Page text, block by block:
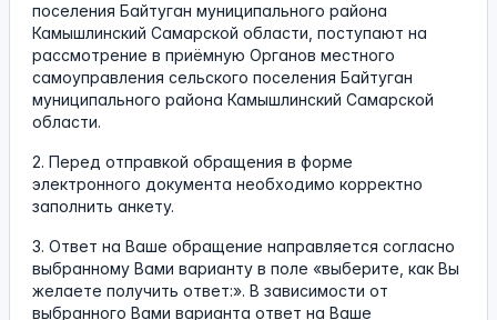
поселения Байтуган муниципального района
Камышлинский Самарской области, поступают на
рассмотрение в приёмную Органов местного
самоуправления сельского поселения Байтуган
муниципального района Камышлинский Самарской
области.
2. Перед отправкой обращения в форме
электронного документа необходимо корректно
заполнить анкету.
3. Ответ на Ваше обращение направляется согласно
выбранному Вами варианту в поле «выберите, как Вы
желаете получить ответ:». В зависимости от
выбранного Вами варианта ответ на Ваше